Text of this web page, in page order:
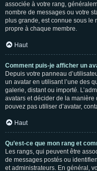
associée à votre rang,
nombre de messages ou votre
plus grande, est connue sous le
propre à chaque membre.
Haut
Comment puis-je afficher un
Depuis votre panneau
un avatar en utilisant l’une des
galerie, distant ou importé.
avatars et décider de la manière
pouvez pas utiliser d’avatar,
Haut
Qu’est-ce que mon rang et
Les rangs, qui peuvent être
de messages postés ou
et administrateurs. En général,